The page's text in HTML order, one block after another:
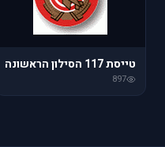
טייסת 117 הסילון הראשונה
897